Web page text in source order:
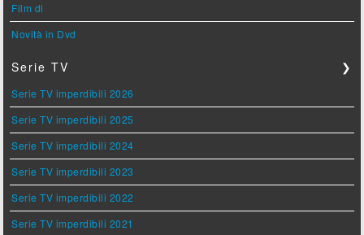
Film di
Novità in Dvd
Serie TV ❯
Serie TV imperdibili 2026
Serie TV imperdibili 2025
Serie TV imperdibili 2024
Serie TV imperdibili 2023
Serie TV imperdibili 2022
Serie TV imperdibili 2021